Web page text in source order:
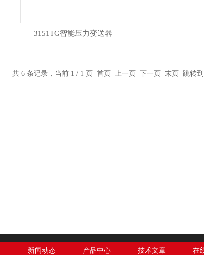
3151TG智能压力变送器
共 6 条记录，当前 1 / 1 页 首页 上一页 下一页 末页 跳转
新闻动态 产品中心 技术文章 在